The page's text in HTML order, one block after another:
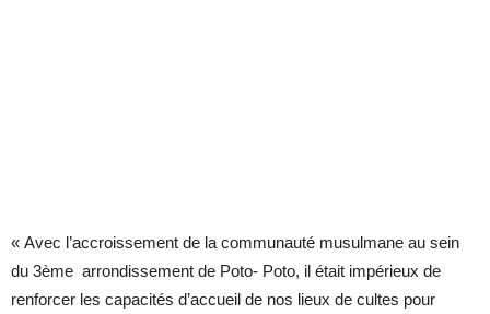
« Avec l’accroissement de la communauté musulmane au sein
du 3ème arrondissement de Poto- Poto, il était impérieux de
renforcer les capacités d’accueil de nos lieux de cultes pour